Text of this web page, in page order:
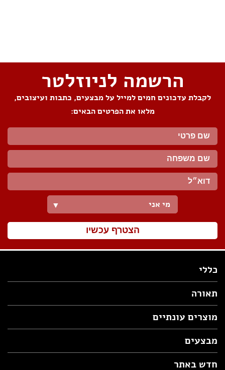
הרשמה לניוזלטר
לקבלת עדכונים חמים למייל על מבצעים, כתבות ועיצובים,
מלאו את הפרטים הבאים:
מי אני ▼
הצטרף עכשיו
כללי
תאורה
מוצרים עונתיים
מבצעים
חדש באתר